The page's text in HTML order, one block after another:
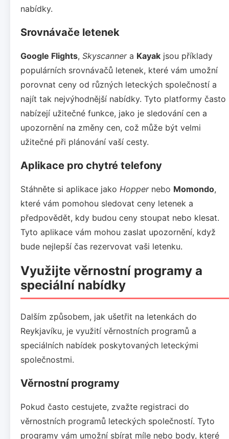
nabídky.
Srovnávače letenek
Google Flights, Skyscannera Kayak jsou příklady
populárních srovnávačů letenek, které vám umožní
porovnat ceny od různých leteckých společností a
najít tak nejvýhodnější nabídky. Tyto platformy často
nabízejí užitečné funkce, jako je sledování cen a
upozornění na změny cen, což může být velmi
užitečné při plánování vaší cesty.
Aplikace pro chytré telefony
Stáhněte si aplikace jako Hoppernebo Momondo,
které vám pomohou sledovat ceny letenek a
předpovědět, kdy budou ceny stoupat nebo klesat.
Tyto aplikace vám mohou zaslat upozornění, když
bude nejlepší čas rezervovat vaši letenku.
Využijte věrnostní programy a
speciální nabídky
Dalším způsobem, jak ušetřit na letenkách do
Reykjavíku, je využití věrnostních programů a
speciálních nabídek poskytovaných leteckými
společnostmi.
Věrnostní programy
Pokud často cestujete, zvažte registraci do
věrnostních programů leteckých společností. Tyto
programy vám umožní sbírat míle nebo body, které